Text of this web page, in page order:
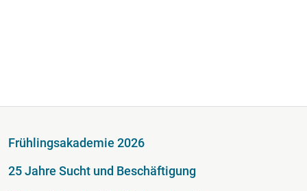
Fußzeile
Frühlingsakademie 2026
25 Jahre Sucht und Beschäftigung